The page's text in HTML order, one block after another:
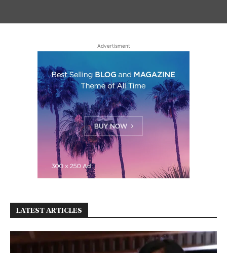
Advertisment
LATEST ARTICLES